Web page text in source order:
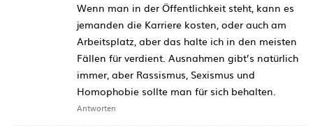
Wenn man in der Öffentlichkeit steht, kann es
jemanden die Karriere kosten, oder auch am
Arbeitsplatz, aber das halte ich in den meisten
Fällen für verdient. Ausnahmen gibt’s natürlich
immer, aber Rassismus, Sexismus und
Homophobie sollte man für sich behalten.
Antworten